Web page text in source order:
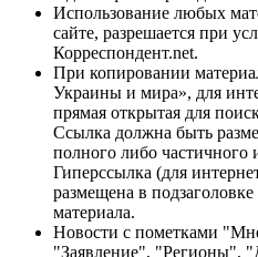
Использование любых
сайте, разрешается при
Корреспондент.net.
При копировании
Украины и мира», для
прямая открытая для
Ссылка должна быть
полного либо частичного
Гиперссылка (для
размещена в
материала.
Новости с пометками
"Заявление", "Регионы",